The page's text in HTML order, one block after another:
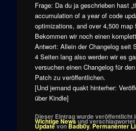
Frage: Da du ja geschrieben hast
accumulation of a year of code
optimizations, and over 4,500 map
Bekommen wir noch einen
Antwort: Allein der Changelog seit
4 Seiten lang also werden wir es
versuchen einen Changelog für
Patch zu veröffentlichen.
[Und jemand quakt hinterher:
über Kindle]
Dieser Eintrag wurde veröffentlicht
Wichtige Newsund
UpdatevonBadb0y.Permanenter